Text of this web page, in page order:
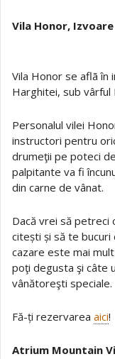
Vila Honor, Izvoare
Vila Honor se aflã în
Harghitei, sub vârful
Personalul vilei
instructori pentru
drumeţii pe poteci
palpitante va fi
din carne de vânat.
Dacă vrei să petreci
citești și să te bucuri
cazare este mai
poţi degusta şi câte
vânătoreşti speciale.
Fă-ți rezervarea aici!
Atrium Mountain